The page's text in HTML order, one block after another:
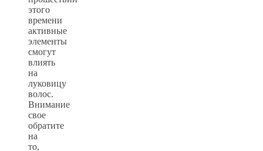
этого
времени
активные
элементы
смогут
влиять
на
луковицу
волос.
Внимание
свое
обратите
на
то,